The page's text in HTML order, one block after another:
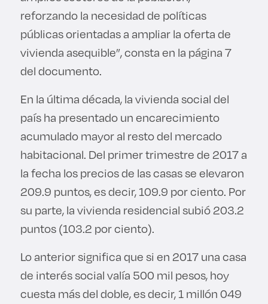
reforzando la necesidad de políticas
públicas orientadas a ampliar la oferta de
vivienda asequible”, consta en la página 7
del documento.
En la última década, la vivienda social del
país ha presentado un encarecimiento
acumulado mayor al resto del mercado
habitacional. Del primer trimestre de 2017 a
la fecha los precios de las casas se elevaron
209.9 puntos, es decir, 109.9 por ciento. Por
su parte, la vivienda residencial subió 203.2
puntos (103.2 por ciento).
Lo anterior significa que si en 2017 una casa
de interés social valía 500 mil pesos, hoy
cuesta más del doble, es decir, 1 millón 049